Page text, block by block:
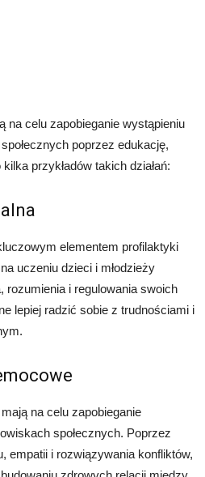
na celu zapobieganie wystąpieniu
poprzez edukację,
przykładów takich działań:
elementem profilaktyki
uczeniu dzieci i młodzieży
rozumienia i regulowania swoich
lepiej radzić sobie z trudnościami i
na celu zapobieganie
społecznych. Poprzez
empatii i rozwiązywania konfliktów,